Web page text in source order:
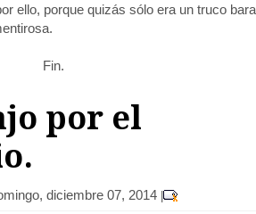
ello, porque quizás sólo era un truco
Fin.
por el
diciembre 07, 2014